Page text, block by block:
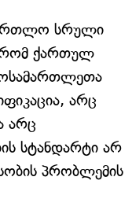
სრული
რომ ქართულ
არც
არც
სტანდარტი არ
პრობლემის